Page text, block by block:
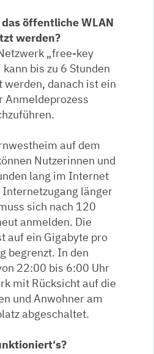
öffentliche WLAN
werden?
„free-key
bis zu 6 Stunden
werden, danach ist ein
Anmeldeprozess
auf dem
Nutzerinnen und
lang im Internet
Internetzugang länger
sich nach 120
anmelden. Die
auf ein Gigabyte pro
begrenzt. In den
22:00 bis 6:00 Uhr
mit Rücksicht auf die
und Anwohner am
abgeschaltet.